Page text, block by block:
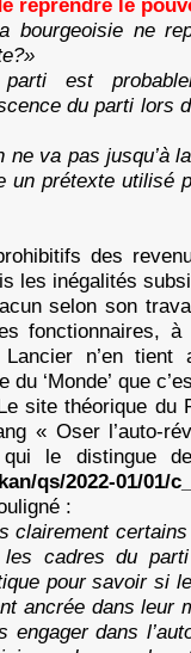
reprendre le
bourgeoisie ne
parti est
du parti lors
va pas jusqu’à
un prétexte utilisé
des
les inégalités
selon son
fonctionnaires,
n’en tient
‘Monde’ que
site théorique du
« Oser l’auto-
qui le distingue
qs/2022-01/01/
:
clairement
cadres du
pour savoir si
ancrée dans leur
engager dans